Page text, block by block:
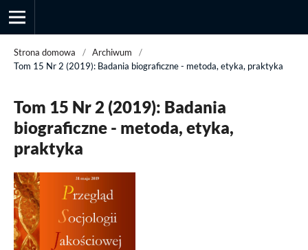
Przegląd Socjologii Jakościowej
Strona domowa / Archiwum
/
Tom 15 Nr 2 (2019): Badania biograficzne - metoda, etyka, praktyka
Tom 15 Nr 2 (2019): Badania
biograficzne - metoda, etyka,
praktyka